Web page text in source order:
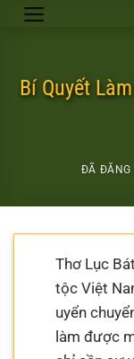
Chuyển
dungBí Quyết
ĐÃ ĐĂNG
Thơ Lục
tộc Việt
uyển
làm được